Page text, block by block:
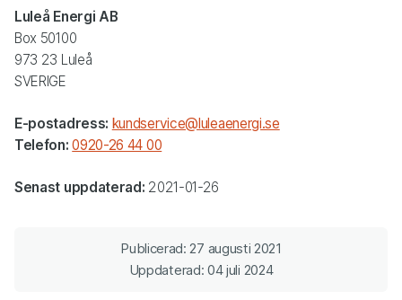
Luleå Energi AB
Box 50100
973 23 Luleå
SVERIGE
E-postadress: kundservice@luleaenergi.se
Telefon: 0920-26 44 00
Senast uppdaterad: 2021-01-26
Publicerad: 27 augusti 2021
Uppdaterad: 04 juli 2024